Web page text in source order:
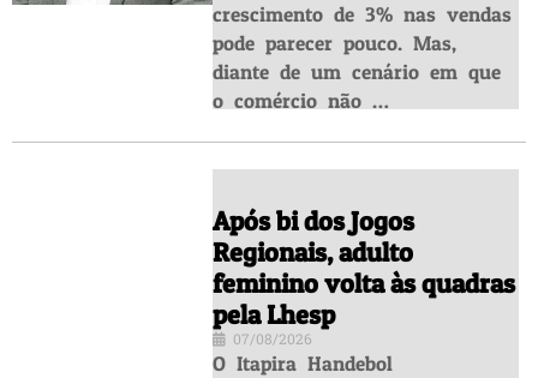
crescimento de 3% nas vendas
pode parecer pouco. Mas,
diante de um cenário em que
o comércio não …
Após bi dos Jogos
Regionais, adulto
feminino volta às quadras
pela Lhesp
07/08/2026
O Itapira Handebol